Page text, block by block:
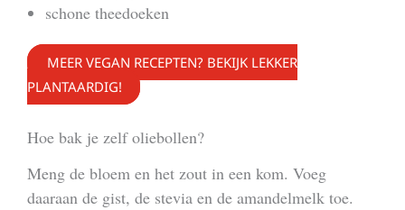
schone theedoeken
MEER VEGAN RECEPTEN? BEKIJK LEKKER
PLANTAARDIG!
Hoe bak je zelf oliebollen?
Meng de bloem en het zout in een kom. Voeg
daaraan de gist, de stevia en de amandelmelk toe.